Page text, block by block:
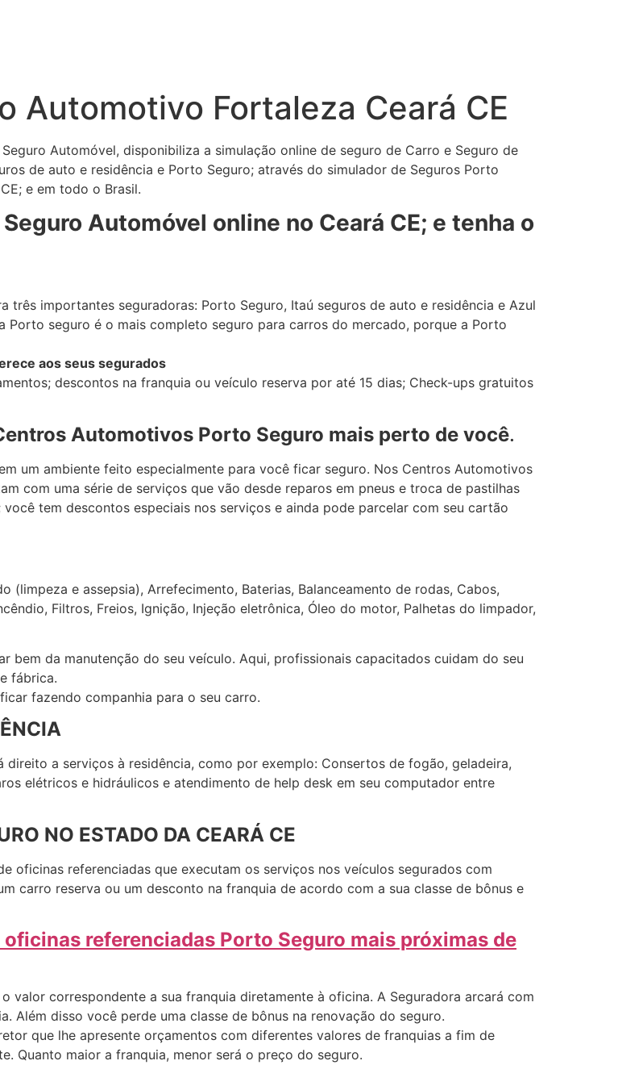
Automotivo Fortaleza Ceará CE
Automóvel, disponibiliza a simulação online de seguro de Carro e Seguro de
de auto e residência e Porto Seguro; através do simulador de Seguros Porto
e em todo o Brasil.
Automóvel online no Ceará CE; e tenha o
três importantes seguradoras: Porto Seguro, Itaú seguros de auto e residência e Azul
Porto seguro é o mais completo seguro para carros do mercado, porque a Porto
aos seus segurados
descontos na franquia ou veículo reserva por até 15 dias; Check-ups gratuitos
Automotivos Porto Seguro mais perto de você.
um ambiente feito especialmente para você ficar seguro. Nos Centros Automotivos
com uma série de serviços que vão desde reparos em pneus e troca de pastilhas
tem descontos especiais nos serviços e ainda pode parcelar com seu cartão
e assepsia), Arrefecimento, Baterias, Balanceamento de rodas, Cabos,
Filtros, Freios, Ignição, Injeção eletrônica, Óleo do motor, Palhetas do limpador,
bem da manutenção do seu veículo. Aqui, profissionais capacitados cuidam do seu
fábrica.
fazendo companhia para o seu carro.
a serviços à residência, como por exemplo: Consertos de fogão, geladeira,
elétricos e hidráulicos e atendimento de help desk em seu computador entre
NO ESTADO DA CEARÁ CE
oficinas referenciadas que executam os serviços nos veículos segurados com
carro reserva ou um desconto na franquia de acordo com a sua classe de bônus e
referenciadas Porto Seguro mais próximas de
valor correspondente a sua franquia diretamente à oficina. A Seguradora arcará com
Além disso você perde uma classe de bônus na renovação do seguro.
que lhe apresente orçamentos com diferentes valores de franquias a fim de
Quanto maior a franquia, menor será o preço do seguro.